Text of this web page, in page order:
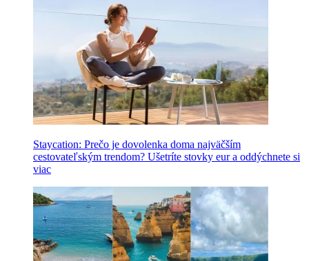
Staycation: Prečo je dovolenka doma najväčším
cestovateľským trendom? Ušetríte stovky eur a oddýchnete si
viac